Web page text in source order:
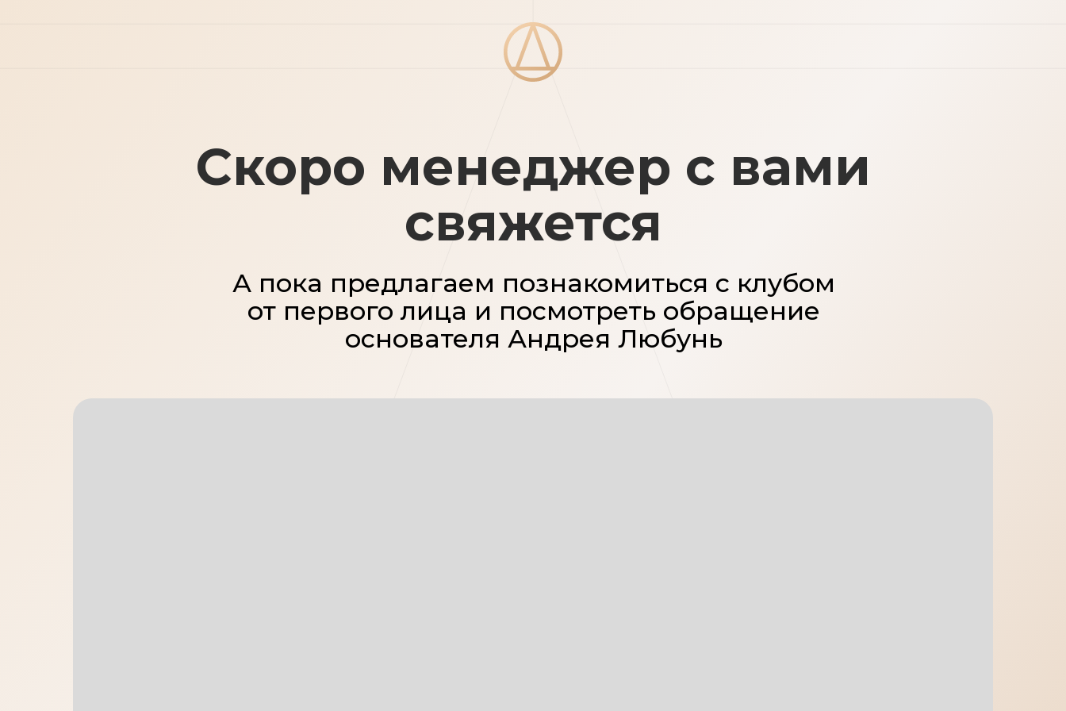
Скоро менеджер с вами
свяжется
А пока предлагаем познакомиться с клубом
от первого лица и посмотреть обращение
основателя Андрея Любунь